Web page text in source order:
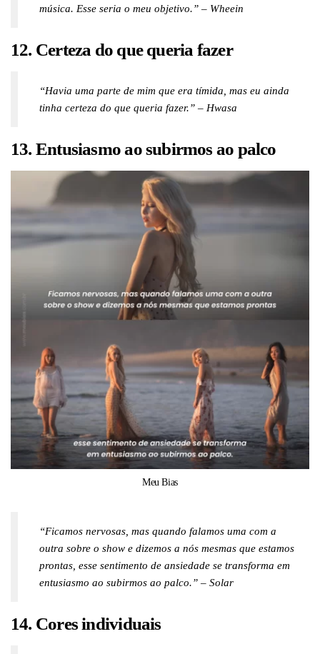
música. Esse seria o meu objetivo.” – Wheein
12. Certeza do que queria fazer
“Havia uma parte de mim que era tímida, mas eu ainda
tinha certeza do que queria fazer.” – Hwasa
13. Entusiasmo ao subirmos ao palco
Meu Bias
“Ficamos nervosas, mas quando falamos uma com a
outra sobre o show e dizemos a nós mesmas que estamos
prontas, esse sentimento de ansiedade se transforma em
entusiasmo ao subirmos ao palco.” – Solar
14. Cores individuais